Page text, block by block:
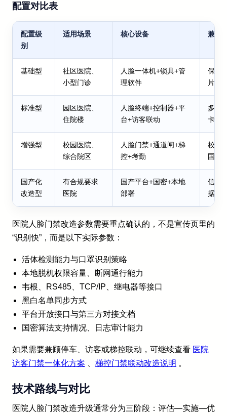
配置对比表
配置级
别
适用场景 核心设备 兼容
基础型
社区医院、
小型门诊
人脸一体机+锁具+管
理软件
保留
片
标准型
园区医院、
住院楼
人脸终端+控制器+平
台+访客联动
多品
卡兼
增强型
校园医院、
综合院区
人脸门禁+通道闸+梯
控+考勤
校园
国密
国产化
改造型
有合规要求
医院
国产平台+国密+本地
部署
信创
据库
医院人脸门禁改造参数需要重点确认的，不是宣传页里的
“识别快”，而是以下实际参数：
活体检测能力与口罩识别策略
本地脱机权限容量、断网通行能力
韦根、RS485、TCP/IP、继电器等接口
黑白名单同步方式
平台开放接口与第三方对接文档
国密算法支持情况、日志审计能力
如果需要兼顾停车、访客或梯控联动，可继续查看 医院
访客门禁一体化方案
梯控门禁联动改造说明 。
技术路线与对比
医院人脸门禁改造升级通常分为三阶段：评估—实施—优